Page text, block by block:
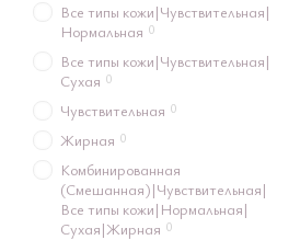
Все типы кожи|Чувствительная|
Нормальная 0
Все типы кожи|Чувствительная|
Сухая 0
Чувствительная 0
Жирная 0
Комбинированная
(Смешанная)|Чувствительная|
Все типы кожи|Нормальная|
Сухая|Жирная 0